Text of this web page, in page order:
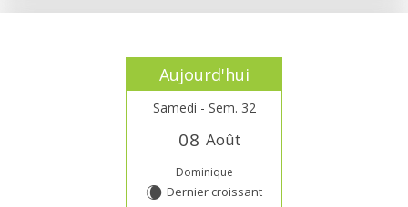
Aujourd'hui
Samedi - Sem. 32
08 Août
Dominique
W Dernier croissant